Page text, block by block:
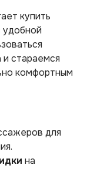
купить
удобной
стараемся
комфортным
для
на